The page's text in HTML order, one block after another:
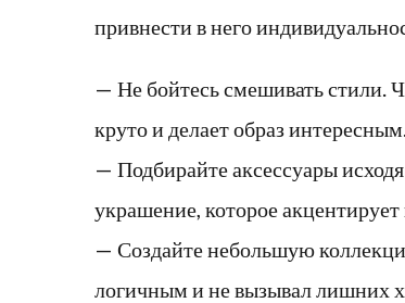
привнести в него
— Не бойтесь смешивать стили.
круто и делает образ
— Подбирайте аксессуары
украшение, которое
— Создайте небольшую
логичным и не вызывал лишних